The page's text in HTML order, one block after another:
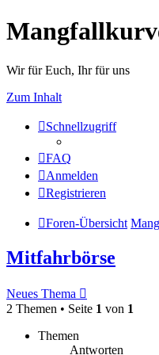
Wir für Euch, Ihr für uns
Zum Inhalt
Schnellzugriff
FAQ
Anmelden
Registrieren
Foren-Übersicht
Mitfahrbörse
Neues Thema
2 Themen • Seite 1 von 1
Themen
Antworten